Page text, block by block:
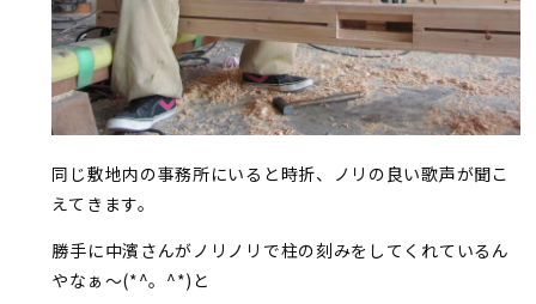
同じ敷地内の事務所にいると時折、ノリの良い歌声が聞こ
えてきます。
勝手に中濱さんがノリノリで柱の刻みをしてくれているん
やなぁ～(*^。^*)と